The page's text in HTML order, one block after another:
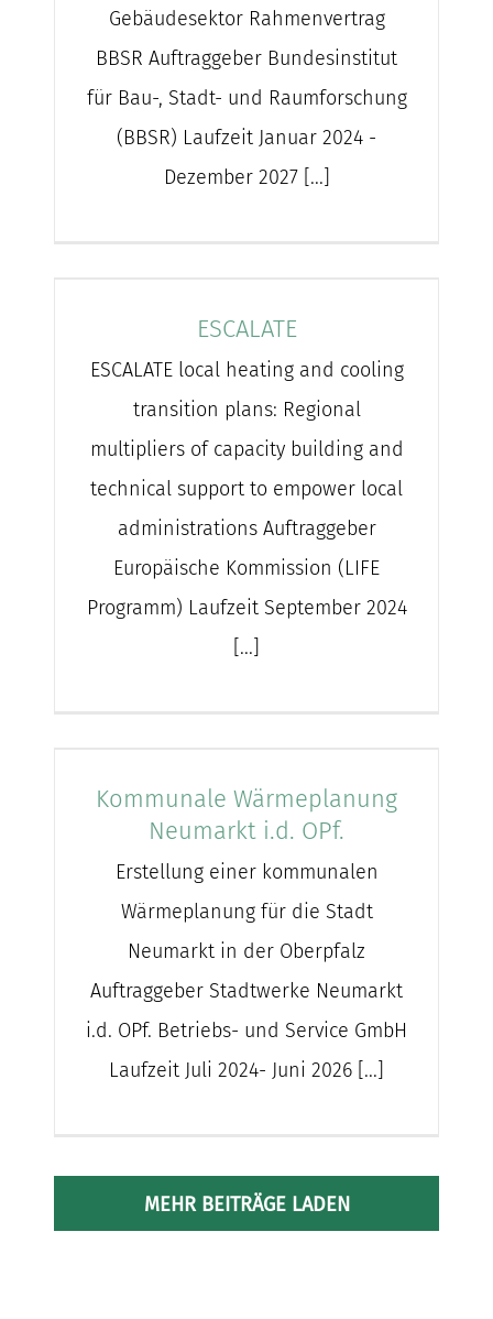
Gebäudesektor Rahmenvertrag
BBSR Auftraggeber Bundesinstitut
für Bau-, Stadt- und Raumforschung
(BBSR) Laufzeit Januar 2024 -
Dezember 2027 [...]
ESCALATE
ESCALATE local heating and cooling
transition plans: Regional
multipliers of capacity building and
technical support to empower local
administrations Auftraggeber
Europäische Kommission (LIFE
Programm) Laufzeit September 2024
[...]
Kommunale Wärmeplanung
Neumarkt i.d. OPf.
Erstellung einer kommunalen
Wärmeplanung für die Stadt
Neumarkt in der Oberpfalz
Auftraggeber Stadtwerke Neumarkt
i.d. OPf. Betriebs- und Service GmbH
Laufzeit Juli 2024- Juni 2026 [...]
MEHR BEITRÄGE LADEN